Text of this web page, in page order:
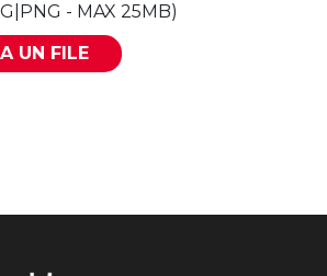
- MAX 25MB)